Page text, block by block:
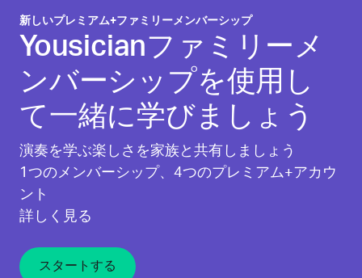
新しいプレミアム+ファミリーメンバーシップ
Yousicianファミリーメ
ンバーシップを使用し
て一緒に学びましょう
演奏を学ぶ楽しさを家族と共有しましょう
1つのメンバーシップ、4つのプレミアム+アカウ
ント
詳しく見る
スタートする